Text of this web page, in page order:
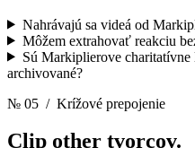
Nahrávajú sa videá od
Môžem extrahovať reakciu
Sú Markiplierove charitatívne
archivované?
№ 05 / Krížové prepojenie
Clip other tvorcov.